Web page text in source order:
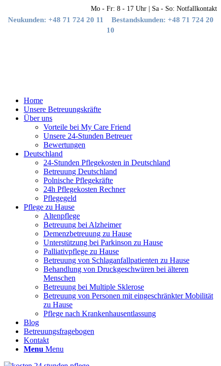
Mo - Fr: 8 - 17 Uhr | Sa - So: Notfallkontakt
Neukunden: +48 71 724 20 11 Bestandskunden: +48 71 724 20
10
Home
Unsere Betreuungskräfte
Über uns
Vorteile bei My Care Friend
Unsere 24-Stunden Betreuer
Bewertungen
Deutschland
24-Stunden Pflegekosten in Deutschland
Betreuung Deutschland
Polnische Pflegekräfte
24h Pflegekosten Rechner
Pflegegeld
Pflege zu Hause
Altenpflege
Betreuung bei Alzheimer
Demenzbetreuung zu Hause
Unterstützung bei Parkinson zu Hause
Palliativpflege zu Hause
Betreuung von Schlaganfallpatienten zu Hause
Behandlung von Druckgeschwüren bei älteren
Menschen
Betreuung bei Multiple Sklerose
Betreuung von Personen mit eingeschränkter Mobilität
zu Hause
Pflege nach Krankenhausentlassung
Blog
Betreuungsfragebogen
Kontakt
Menu Menu